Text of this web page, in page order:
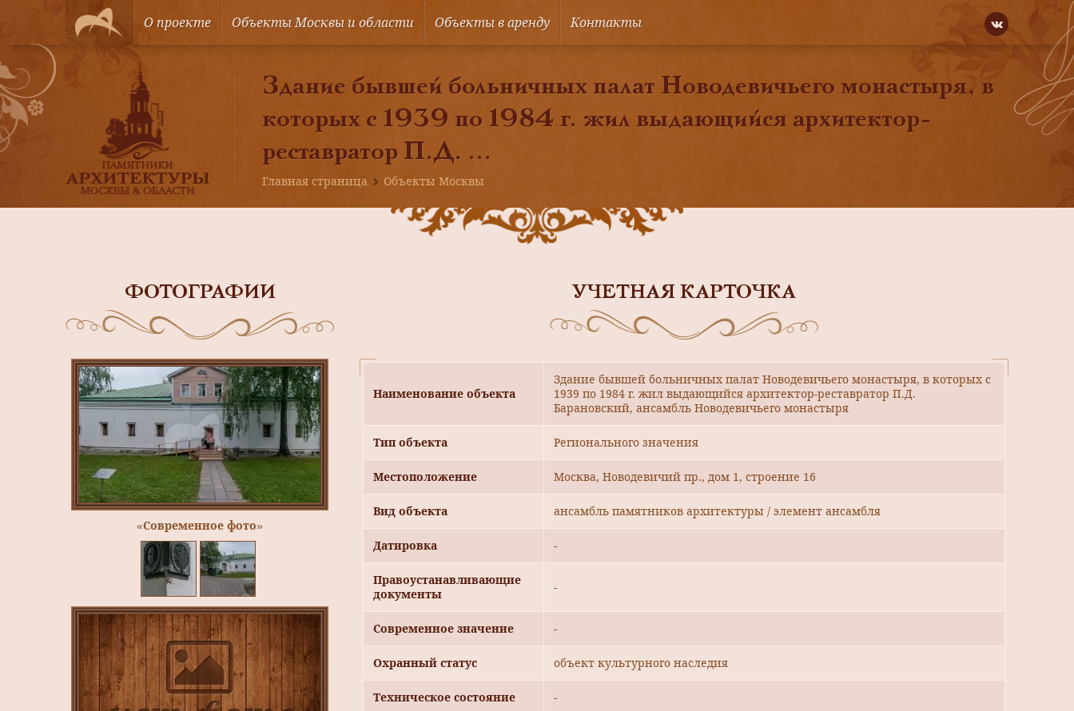
О проекте Объекты Москвы и области Объекты в аренду Контакты
Здание бывшей больничных палат Новодевичьего монастыря, в
которых с 1939 по 1984 г. жил выдающийся архитектор-
реставратор П.Д. ...
Главная страница Объекты Москвы
ФОТОГРАФИИ
«Современное фото»
УЧЕТНАЯ КАРТОЧКА
Наименование объекта
Здание бывшей больничных палат Новодевичьего монастыря, в которых с
1939 по 1984 г. жил выдающийся архитектор-реставратор П.Д.
Барановский, ансамбль Новодевичьего монастыря
Тип объекта Регионального значения
Местоположение Москва, Новодевичий пр., дом 1, строение 16
Вид объекта ансамбль памятников архитектуры / элемент ансамбля
Датировка -
Правоустанавливающие
документы
-
Современное значение -
Охранный статус объект культурного наследия
Техническое состояние -